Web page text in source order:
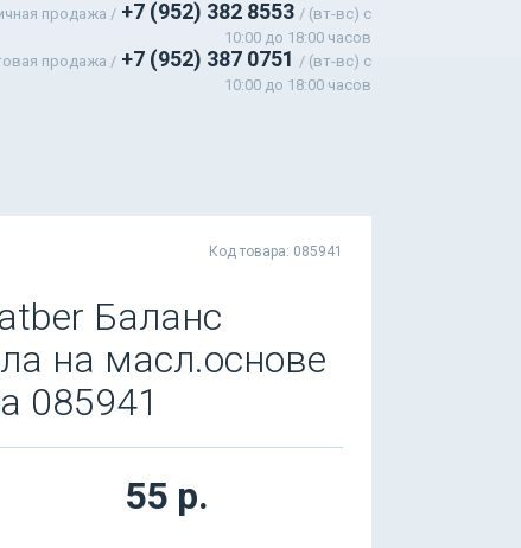
продажа / +7 (952) 382 8553 / (вт-вс) c
10:00 до 18:00 часов
продажа / +7 (952) 387 0751 / (вт-вс) с
10:00 до 18:00 часов
Код товара: 085941
Баланс
на масл.основе
085941
55 р.